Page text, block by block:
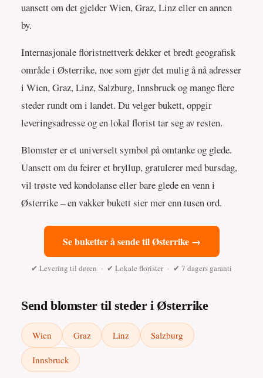
uansett om det gjelder Wien, Graz, Linz eller en annen
by.
Internasjonale floristnettverk dekker et bredt geografisk
område i Østerrike, noe som gjør det mulig å nå adresser
i Wien, Graz, Linz, Salzburg, Innsbruck og mange flere
steder rundt om i landet. Du velger bukett, oppgir
leveringsadresse og en lokal florist tar seg av resten.
Blomster er et universelt symbol på omtanke og glede.
Uansett om du feirer et bryllup, gratulerer med bursdag,
vil trøste ved kondolanse eller bare glede en venn i
Østerrike – en vakker bukett sier mer enn tusen ord.
Se buketter å sende til Østerrike →
✔ Levering til døren · ✔ Lokale florister · ✔ 7 dagers garanti
Send blomster til steder i Østerrike
Wien Graz Linz Salzburg
Innsbruck